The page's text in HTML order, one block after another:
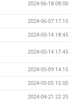
2024-06-18 08:00
2024-06-07 17:15
2024-05-14 18:45
2024-05-14 17:45
2024-05-09 14:15
2024-05-05 15:00
2024-04-21 22:25